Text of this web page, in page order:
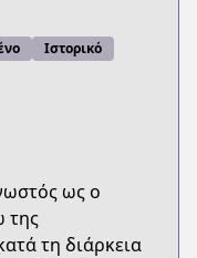
Ιστορικό
ως ο
της
τη διάρκεια